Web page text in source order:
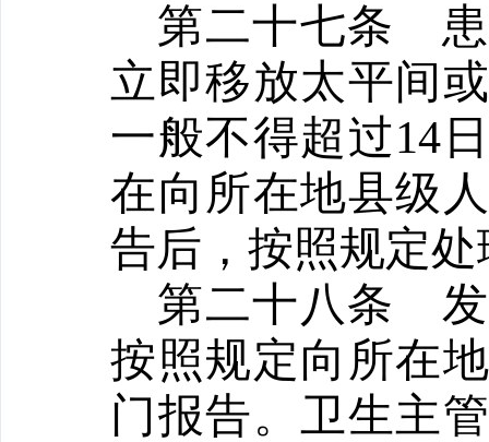
第二十七条
立即移放太平间
一般不得超过14
在向所在地县级
告后，按照规定处
第二十八条
按照规定向所在
门报告。卫生主